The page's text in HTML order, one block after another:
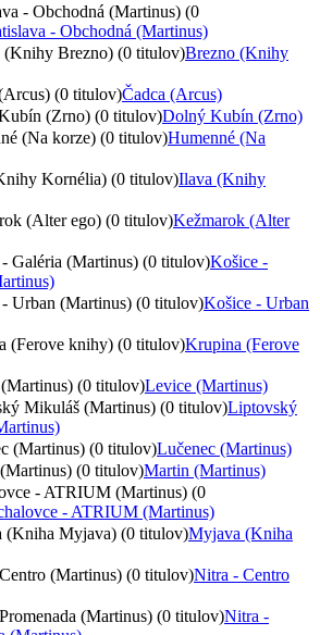
- Obchodná (Martinus) (0
- Obchodná (Martinus)
(Knihy Brezno) (0 titulov)Brezno (Knihy
(0 titulov)Čadca (Arcus)
(Zrno) (0 titulov)Dolný Kubín (Zrno)
(Na korze) (0 titulov)Humenné (Na
Kornélia) (0 titulov)Ilava (Knihy
(Alter ego) (0 titulov)Kežmarok (Alter
Galéria (Martinus) (0 titulov)Košice -
Urban (Martinus) (0 titulov)Košice - Urban
(Ferove knihy) (0 titulov)Krupina (Ferove
(0 titulov)Levice (Martinus)
Mikuláš (Martinus) (0 titulov)Liptovský
(Martinus) (0 titulov)Lučenec (Martinus)
(0 titulov)Martin (Martinus)
- ATRIUM (Martinus) (0
- ATRIUM (Martinus)
(Kniha Myjava) (0 titulov)Myjava (Kniha
(Martinus) (0 titulov)Nitra - Centro
(Martinus) (0 titulov)Nitra -